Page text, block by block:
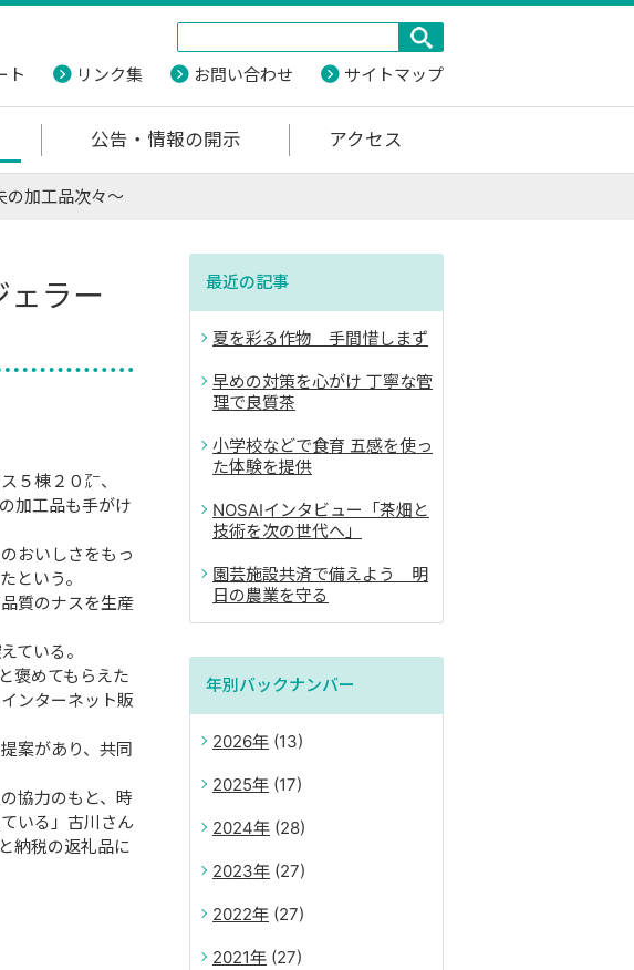
ト リンク集 お問い合わせ サイトマップ
公告・情報の開示 アクセス
の加工品次々～
ラー
５棟２０㌃、
加工品も手がけ
おいしさをもっ
という。
質のナスを生産
ている。
褒めてもらえた
ンターネット販
案があり、共同
協力のもと、時
いる」古川さん
納税の返礼品に
最近の記事
夏を彩る作物 手間惜しまず
早めの対策を心がけ 丁寧な管
理で良質茶
小学校などで食育 五感を使っ
た体験を提供
NOSAIインタビュー「茶畑と
技術を次の世代へ」
園芸施設共済で備えよう 明
日の農業を守る
年別バックナンバー
2026 (13)
2025 (17)
2024 (28)
2023 (27)
2022 (27)
2021 (27)